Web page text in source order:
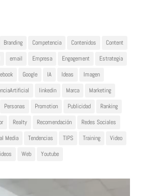
Branding Competencia Contenidos
Content
email Empresa Engagement
Estrategia
Google IA Ideas
Imagen
linkedin Marca
Marketing
Personas Promotion Publicidad
Ranking
Realty Recomendación
Redes Sociales
Media Tendencias TIPS Training
Video
Web Youtube